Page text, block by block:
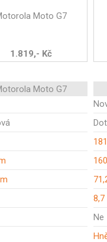
Moto G7
1.819,- Kč
Moto G7
Ne